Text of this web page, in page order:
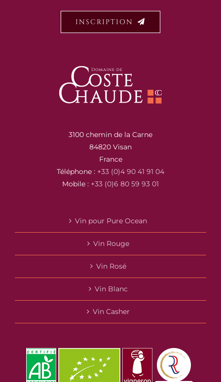
INSCRIPTION
3100 chemin de la Carne
84820 Visan
France
Téléphone : +33 (0)4 90 41 91 04
Mobile : +33 (0)6 80 59 93 01
Vin pour Pure Ocean
Vin Rouge
Vin Rosé
Vin Blanc
Vin Casher